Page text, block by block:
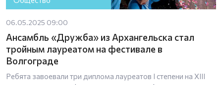
06.05.2025 09:00
Ансамбль «Дружба» из Архангельска стал
тройным лауреатом на фестивале в
Волгограде
Ребята завоевали три диплома лауреатов I степени на XIII